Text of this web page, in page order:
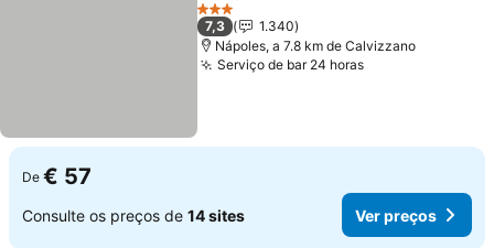
3 Estrelas
7,3
1.340
Nápoles, a 7.8 km de Calvizzano
Serviço de bar 24 horas
De € 57
Consulte os preços de 14 sites Ver preços